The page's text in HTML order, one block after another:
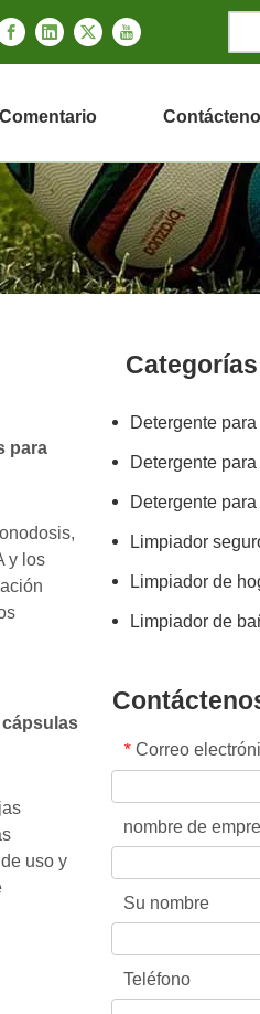
Comentario
para
y los
cápsulas
uso y
Categorías
Detergente
Detergente para
Detergente
Limpiador
Limpiador de
Limpiador de
* Correo
nombre de
Su nombre
Teléfono